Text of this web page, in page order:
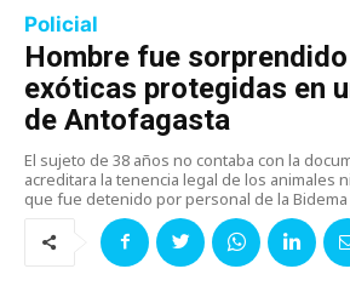
Policial
Hombre fue
exóticas protegidas en
de Antofagasta
El sujeto de 38 años no contaba con la
acreditara la tenencia legal de los animales
que fue detenido por personal de la Bidema